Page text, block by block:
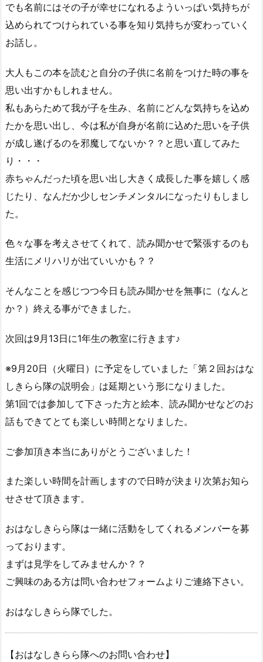
でも名前にはその子が幸せになれるよういっぱい気持ちが
込められてつけられている事を知り気持ちが変わっていく
お話し。
大人もこの本を読むと自分の子供に名前をつけた時の事を
思い出すかもしれません。
私もあらためて我が子を生み、名前にどんな気持ちを込め
たかを思い出し、今は私が自身が名前に込めた思いを子供
が成し遂げるのを邪魔してないか？？と思い直してみた
り・・・
赤ちゃんだった頃を思い出し大きく成長した事を嬉しく感
じたり、なんだか少しセンチメンタルになったりもしまし
た。
色々な事を考えさせてくれて、読み聞かせで緊張するのも
生活にメリハリが出ていいかも？？
そんなことを感じつつ今日も読み聞かせを無事に（なんと
か？）終える事ができました。
次回は9月13日に1年生の教室に行きます♪
※9月20日（火曜日）に予定をしていました「第２回おはな
しきらら隊の説明会」は延期という形になりました。
第1回では参加して下さった方と絵本、読み聞かせなどのお
話もできてとても楽しい時間となりました。
ご参加頂き本当にありがとうございました！
また楽しい時間を計画しますので日時が決まり次第お知ら
せさせて頂きます。
おはなしきらら隊は一緒に活動をしてくれるメンバーを募
っております。
まずは見学をしてみませんか？？
ご興味のある方は問い合わせフォームよりご連絡下さい。
おはなしきらら隊でした。
【おはなしきらら隊へのお問い合わせ】